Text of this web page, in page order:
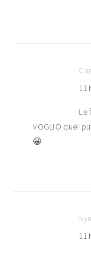
11
Le
VOGLIO quei
😀
11